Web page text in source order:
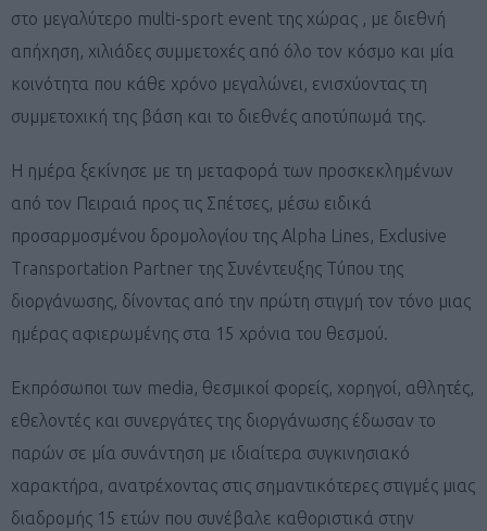
στο μεγαλύτερο multi-sport event της χώρας , με διεθνή
απήχηση, χιλιάδες συμμετοχές από όλο τον κόσμο και μία
κοινότητα που κάθε χρόνο μεγαλώνει, ενισχύοντας τη
συμμετοχική της βάση και το διεθνές αποτύπωμά της.
Η ημέρα ξεκίνησε με τη μεταφορά των προσκεκλημένων
από τον Πειραιά προς τις Σπέτσες, μέσω ειδικά
προσαρμοσμένου δρομολογίου της Alpha Lines, Exclusive
Transportation Partner της Συνέντευξης Τύπου της
διοργάνωσης, δίνοντας από την πρώτη στιγμή τον τόνο μιας
ημέρας αφιερωμένης στα 15 χρόνια του θεσμού.
Εκπρόσωποι των media, θεσμικοί φορείς, χορηγοί, αθλητές,
εθελοντές και συνεργάτες της διοργάνωσης έδωσαν το
παρών σε μία συνάντηση με ιδιαίτερα συγκινησιακό
χαρακτήρα, ανατρέχοντας στις σημαντικότερες στιγμές μιας
διαδρομής 15 ετών που συνέβαλε καθοριστικά στην